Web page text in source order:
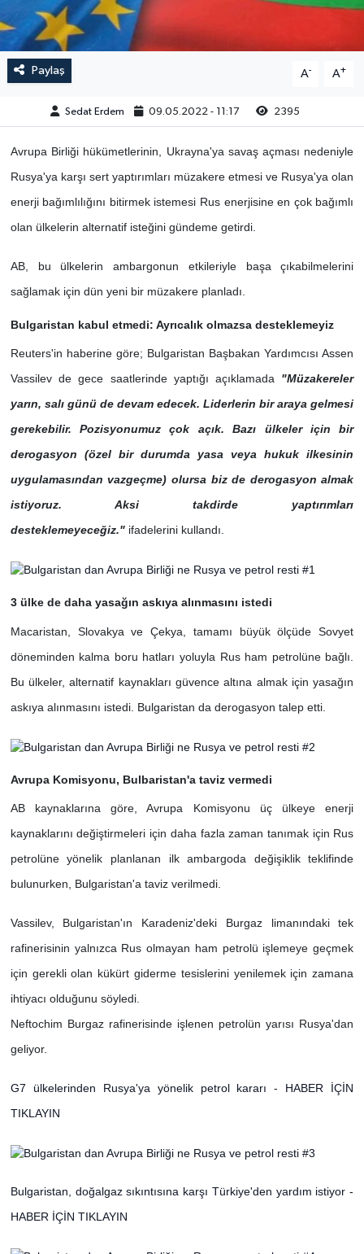
Paylaş A- A+
Sedat Erdem 09.05.2022 - 11:17 2395
Avrupa Birliği hükümetlerinin, Ukrayna'ya savaş açması nedeniyle
Rusya'ya karşı sert yaptırımları müzakere etmesi ve Rusya'ya olan
enerji bağımlılığını bitirmek istemesi Rus enerjisine en çok bağımlı
olan ülkelerin alternatif isteğini gündeme getirdi.
AB, bu ülkelerin ambargonun etkileriyle başa çıkabilmelerini
sağlamak için dün yeni bir müzakere planladı.
Bulgaristan kabul etmedi: Ayrıcalık olmazsa desteklemeyiz
Reuters'in haberine göre; Bulgaristan Başbakan Yardımcısı Assen
Vassilev de gece saatlerinde yaptığı açıklamada "Müzakereler
yarın, salı günü de devam edecek. Liderlerin bir araya gelmesi
gerekebilir. Pozisyonumuz çok açık. Bazı ülkeler için bir
derogasyon (özel bir durumda yasa veya hukuk ilkesinin
uygulamasından vazgeçme) olursa biz de derogasyon almak
istiyoruz. Aksi takdirde yaptırımları
desteklemeyeceğiz."ifadelerini kullandı.
3 ülke de daha yasağın askıya alınmasını istedi
Macaristan, Slovakya ve Çekya, tamamı büyük ölçüde Sovyet
döneminden kalma boru hatları yoluyla Rus ham petrolüne bağlı.
Bu ülkeler, alternatif kaynakları güvence altına almak için yasağın
askıya alınmasını istedi. Bulgaristan da derogasyon talep etti.
Avrupa Komisyonu, Bulbaristan'a taviz vermedi
AB kaynaklarına göre, Avrupa Komisyonu üç ülkeye enerji
kaynaklarını değiştirmeleri için daha fazla zaman tanımak için Rus
petrolüne yönelik planlanan ilk ambargoda değişiklik teklifinde
bulunurken, Bulgaristan'a taviz verilmedi.
Vassilev, Bulgaristan'ın Karadeniz'deki Burgaz limanındaki tek
rafinerisinin yalnızca Rus olmayan ham petrolü işlemeye geçmek
için gerekli olan kükürt giderme tesislerini yenilemek için zamana
ihtiyacı olduğunu söyledi.
Neftochim Burgaz rafinerisinde işlenen petrolün yarısı Rusya'dan
geliyor.
G7 ülkelerinden Rusya'ya yönelik petrol kararı - HABER İÇİN
TIKLAYIN
Bulgaristan, doğalgaz sıkıntısına karşı Türkiye'den yardım istiyor -
HABER İÇİN TIKLAYIN